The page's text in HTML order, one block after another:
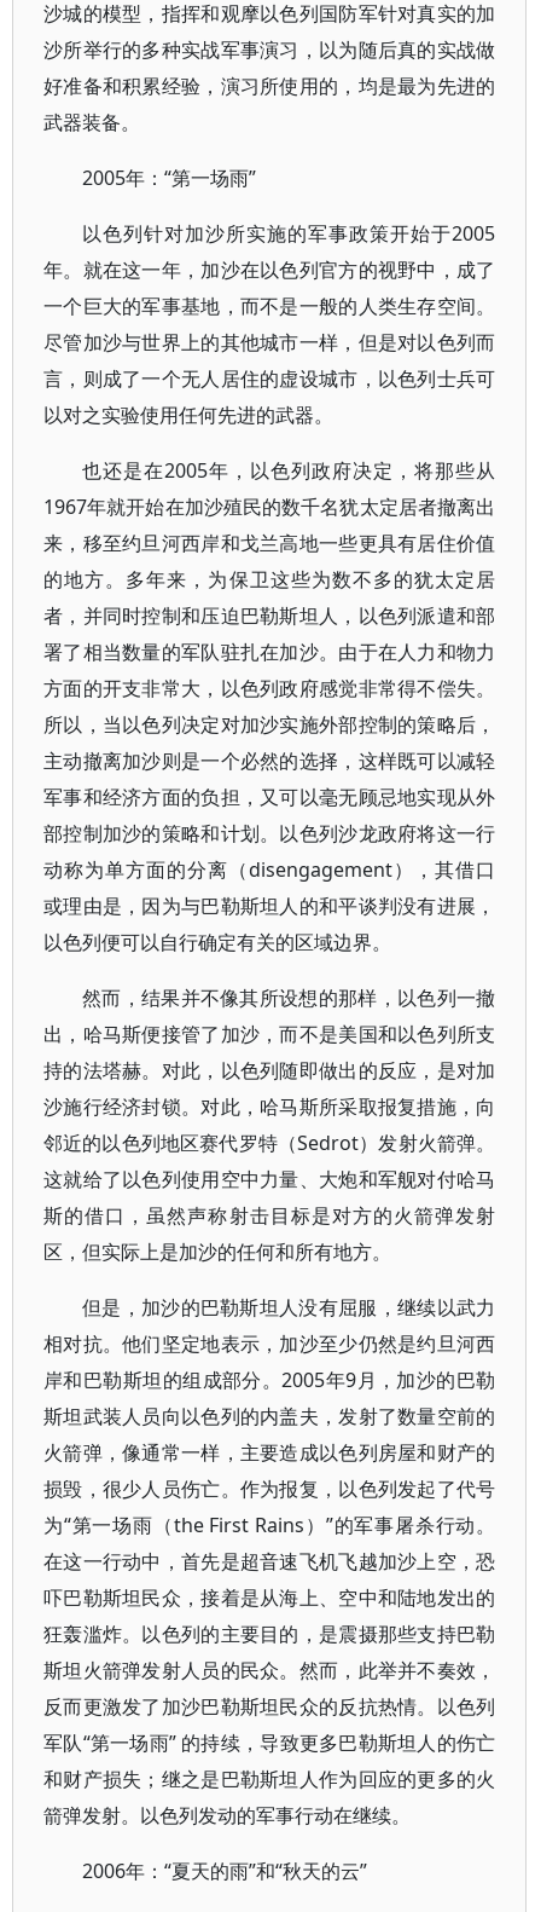
沙城的模型，指挥和观摩以色列国防军针对真实的加
沙所举行的多种实战军事演习，以为随后真的实战做
好准备和积累经验，演习所使用的，均是最为先进的
武器装备。
2005年：“第一场雨”
以色列针对加沙所实施的军事政策开始于2005
年。就在这一年，加沙在以色列官方的视野中，成了
一个巨大的军事基地，而不是一般的人类生存空间。
尽管加沙与世界上的其他城市一样，但是对以色列而
言，则成了一个无人居住的虚设城市，以色列士兵可
以对之实验使用任何先进的武器。
也还是在2005年，以色列政府决定，将那些从
1967年就开始在加沙殖民的数千名犹太定居者撤离出
来，移至约旦河西岸和戈兰高地一些更具有居住价值
的地方。多年来，为保卫这些为数不多的犹太定居
者，并同时控制和压迫巴勒斯坦人，以色列派遣和部
署了相当数量的军队驻扎在加沙。由于在人力和物力
方面的开支非常大，以色列政府感觉非常得不偿失。
所以，当以色列决定对加沙实施外部控制的策略后，
主动撤离加沙则是一个必然的选择，这样既可以减轻
军事和经济方面的负担，又可以毫无顾忌地实现从外
部控制加沙的策略和计划。以色列沙龙政府将这一行
动称为单方面的分离（disengagement），其借口
或理由是，因为与巴勒斯坦人的和平谈判没有进展，
以色列便可以自行确定有关的区域边界。
然而，结果并不像其所设想的那样，以色列一撤
出，哈马斯便接管了加沙，而不是美国和以色列所支
持的法塔赫。对此，以色列随即做出的反应，是对加
沙施行经济封锁。对此，哈马斯所采取报复措施，向
邻近的以色列地区赛代罗特（Sedrot）发射火箭弹。
这就给了以色列使用空中力量、大炮和军舰对付哈马
斯的借口，虽然声称射击目标是对方的火箭弹发射
区，但实际上是加沙的任何和所有地方。
但是，加沙的巴勒斯坦人没有屈服，继续以武力
相对抗。他们坚定地表示，加沙至少仍然是约旦河西
岸和巴勒斯坦的组成部分。2005年9月，加沙的巴勒
斯坦武装人员向以色列的内盖夫，发射了数量空前的
火箭弹，像通常一样，主要造成以色列房屋和财产的
损毁，很少人员伤亡。作为报复，以色列发起了代号
为“第一场雨（the First Rains）”的军事屠杀行动。
在这一行动中，首先是超音速飞机飞越加沙上空，恐
吓巴勒斯坦民众，接着是从海上、空中和陆地发出的
狂轰滥炸。以色列的主要目的，是震摄那些支持巴勒
斯坦火箭弹发射人员的民众。然而，此举并不奏效，
反而更激发了加沙巴勒斯坦民众的反抗热情。以色列
军队“第一场雨” 的持续，导致更多巴勒斯坦人的伤亡
和财产损失；继之是巴勒斯坦人作为回应的更多的火
箭弹发射。以色列发动的军事行动在继续。
2006年：“夏天的雨”和“秋天的云”